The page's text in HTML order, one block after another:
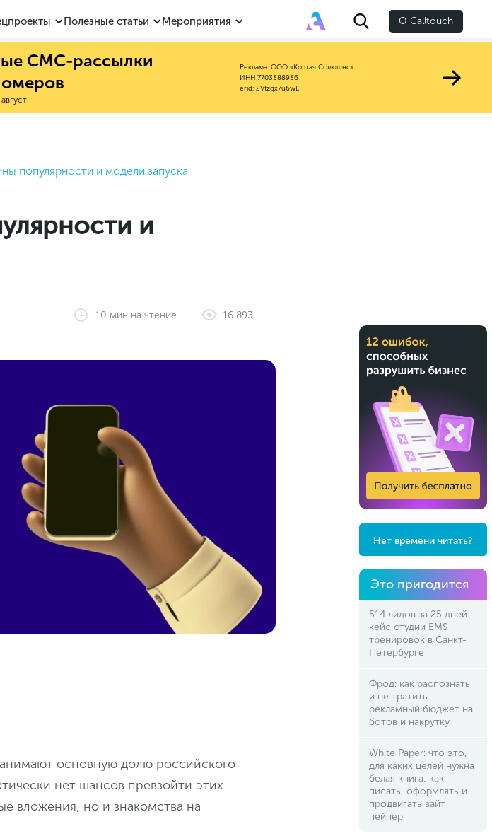
Полезные статьи Мероприятия О Calltouch
СМС-рассылки
Реклама: ООО «Колтач Солюшнс»
ИНН 7703388936
erid: 2Vtzqx7u6wL
популярности и модели запуска
и
10 мин на чтение 16 893
основную долю российского
нет шансов превзойти этих
вложения, но и знакомства на
Нет времени читать?
Это пригодится
514 лидов за 25 дней:
кейс студии EMS
тренировок в Санкт-
Петербурге
Фрод: как распознать
и не тратить
рекламный бюджет на
ботов и накрутку
White Paper: что это,
для каких целей нужна
белая книга, как
писать, оформлять и
продвигать вайт
пейпер